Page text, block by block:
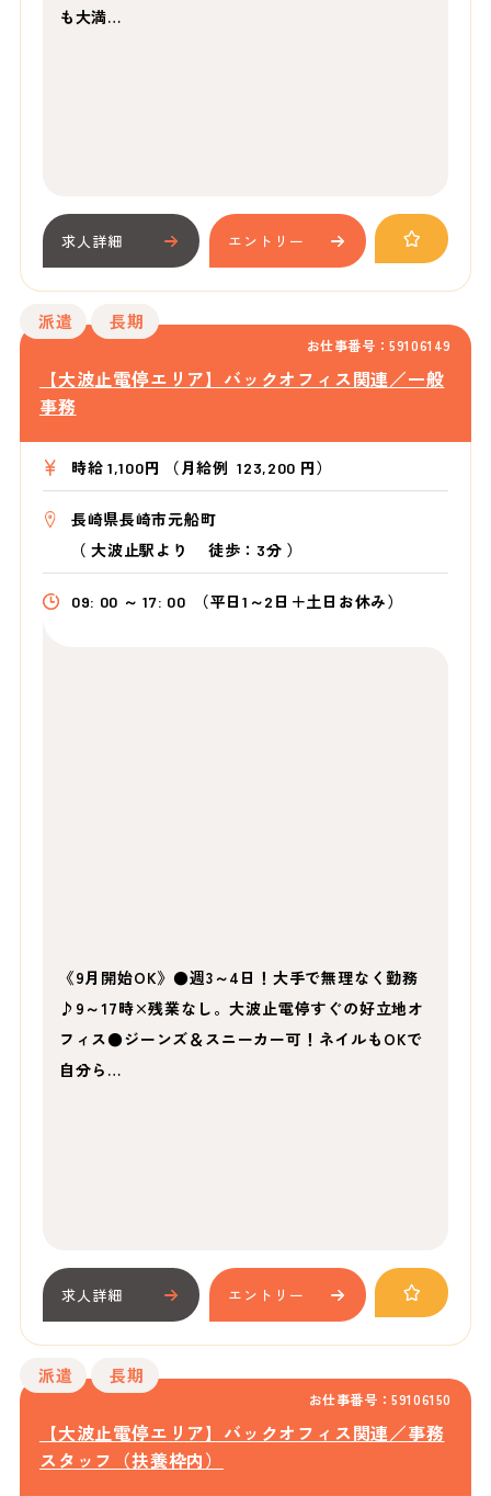
も大満…
求人詳細 エントリー
お仕事番号：59106149
派遣 長期
【大波止電停エリア】バックオフィス関連／一般
事務
時給 1,100円 （月給例 123,200 円）
長崎県長崎市元船町
（大波止駅より 徒歩：3分 ）
09: 00 ～ 17: 00 （平日1～2日＋土日お休み）
《9月開始OK》●週3～4日！大手で無理なく勤務
♪9～17時×残業なし。大波止電停すぐの好立地オ
フィス●ジーンズ＆スニーカー可！ネイルもOKで
自分ら…
求人詳細 エントリー
お仕事番号：59106150
派遣 長期
【大波止電停エリア】バックオフィス関連／事務
スタッフ（扶養枠内）